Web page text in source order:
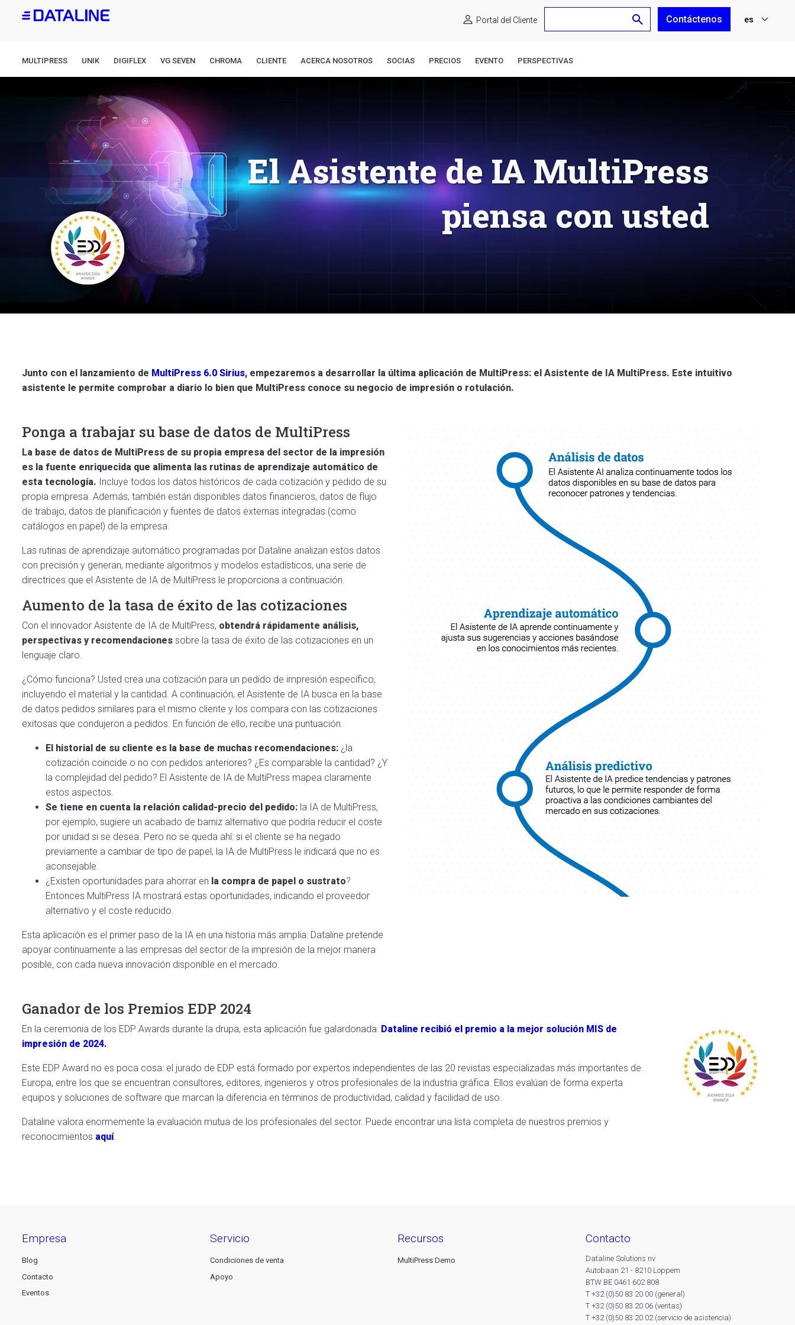
Portal del Cliente Contáctenos
en
es
MULTIPRESS UNIK DIGIFLEX VG SEVEN CHROMA CLIENTE ACERCA NOSOTROS SOCIAS PRECIOS EVENTO PERSPECTIVAS
El Asistente de IA MultiPress
piensa con usted
Junto con el lanzamiento de MultiPress 6.0 Sirius, empezaremos a desarrollar la última aplicación de MultiPress: el Asistente de IA MultiPress. Este intuitivo
asistente le permite comprobar a diario lo bien que MultiPress conoce su negocio de impresión o rotulación.
Ponga a trabajar su base de datos de MultiPress
La base de datos de MultiPress de su propia empresa del sector de la impresión
es la fuente enriquecida que alimenta las rutinas de aprendizaje automático de
esta tecnología. Incluye todos los datos históricos de cada cotización y pedido de su
propia empresa. Además, también están disponibles datos financieros, datos de flujo
de trabajo, datos de planificación y fuentes de datos externas integradas (como
catálogos en papel) de la empresa.
Las rutinas de aprendizaje automático programadas por Dataline analizan estos datos
con precisión y generan, mediante algoritmos y modelos estadísticos, una serie de
directrices que el Asistente de IA de MultiPress le proporciona a continuación.
Aumento de la tasa de éxito de las cotizaciones
Con el innovador Asistente de IA de MultiPress, obtendrá rápidamente análisis,
perspectivas y recomendaciones sobre la tasa de éxito de las cotizaciones en un
lenguaje claro.
¿Cómo funciona? Usted crea una cotización para un pedido de impresión específico,
incluyendo el material y la cantidad. A continuación, el Asistente de IA busca en la base
de datos pedidos similares para el mismo cliente y los compara con las cotizaciones
exitosas que condujeron a pedidos. En función de ello, recibe una puntuación.
El historial de su cliente es la base de muchas recomendaciones: ¿la
cotización coincide o no con pedidos anteriores? ¿Es comparable la cantidad? ¿Y
la complejidad del pedido? El Asistente de IA de MultiPress mapea claramente
estos aspectos.
Se tiene en cuenta la relación calidad-precio del pedido: la IA de MultiPress,
por ejemplo, sugiere un acabado de barniz alternativo que podría reducir el coste
por unidad si se desea. Pero no se queda ahí: si el cliente se ha negado
previamente a cambiar de tipo de papel, la IA de MultiPress le indicará que no es
aconsejable.
¿Existen oportunidades para ahorrar en la compra de papel o sustrato?
Entonces MultiPress IA mostrará estas oportunidades, indicando el proveedor
alternativo y el coste reducido.
Esta aplicación es el primer paso de la IA en una historia más amplia: Dataline pretende
apoyar continuamente a las empresas del sector de la impresión de la mejor manera
posible, con cada nueva innovación disponible en el mercado.
Ganador de los Premios EDP 2024
En la ceremonia de los EDP Awards durante la drupa, esta aplicación fue galardonada: Dataline recibió el premio a la mejor solución MIS de
impresión de 2024.
Este EDP Award no es poca cosa: el jurado de EDP está formado por expertos independientes de las 20 revistas especializadas más importantes de
Europa, entre los que se encuentran consultores, editores, ingenieros y otros profesionales de la industria gráfica. Ellos evalúan de forma experta
equipos y soluciones de software que marcan la diferencia en términos de productividad, calidad y facilidad de uso.
Dataline valora enormemente la evaluación mutua de los profesionales del sector. Puede encontrar una lista completa de nuestros premios y
reconocimientos aquí.
empresa
Blog
Contacto
Eventos
servicio
Condiciones de venta
Apoyo
recursos
MultiPress Demo
contacto
Dataline Solutions nv
Autobaan 21 - 8210 Loppem
BTW BE 0461 602 808
T +32 (0)50 83 20 00 (general)
T +32 (0)50 83 20 06 (ventas)
T +32 (0)50 83 20 02 (servicio de asistencia)